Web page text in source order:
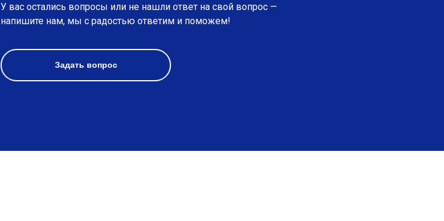
У вас остались вопросы или не нашли ответ на свой вопрос —
напишите нам, мы с радостью ответим и поможем!
Задать вопрос